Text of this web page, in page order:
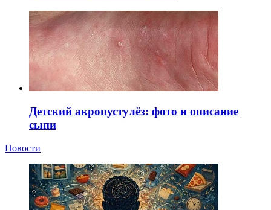
Детский акропустулёз: фото и описание
сыпи
Новости